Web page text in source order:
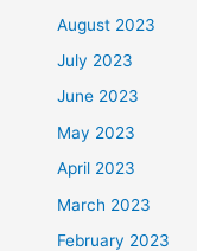
August 2023
July 2023
June 2023
May 2023
April 2023
March 2023
February 2023